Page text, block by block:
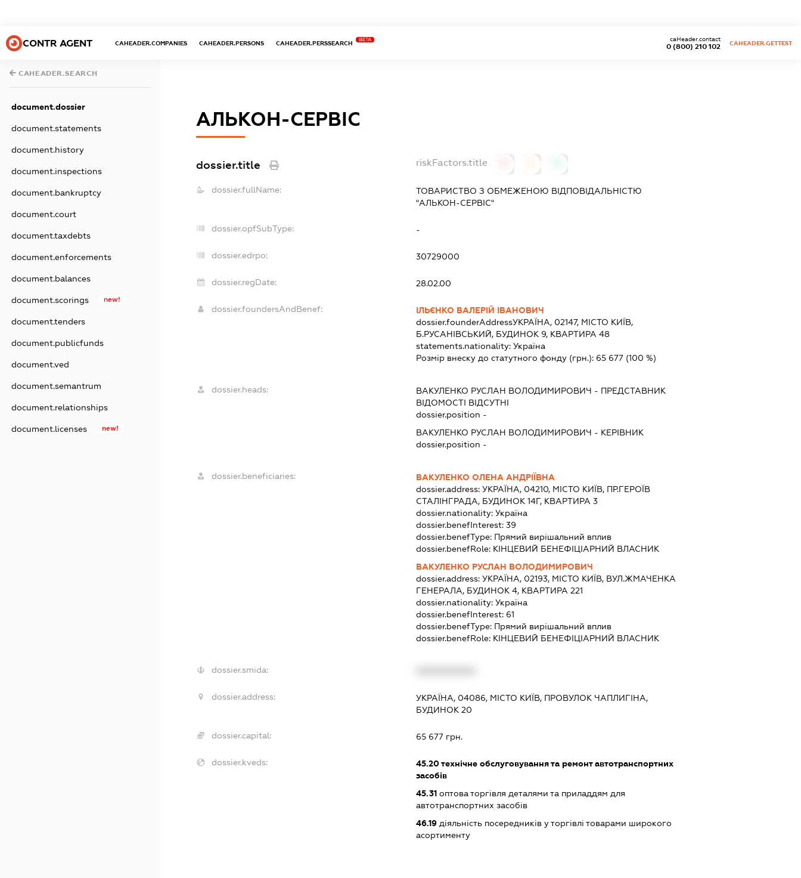
CONTR AGENT CAHEADER.COMPANIES CAHEADER.PERSONS CAHEADER.PERSSEARCH
BETA
0 (800) 210 102
caHeader.contact
CAHEADER.GETTEST
CAHEADER.SEARCH
document.dossier
document.statements
document.history
document.inspections
document.bankruptcy
document.court
document.taxdebts
document.enforcements
document.balances
document.scorings new!
document.tenders
document.publicfunds
document.ved
document.semantrum
document.relationships
document.licenses new!
АЛЬКОН-СЕРВІС
dossier.title riskFactors.title
dossier.fullName:
ТОВАРИСТВО З ОБМЕЖЕНОЮ ВІДПОВІДАЛЬНІСТЮ
"АЛЬКОН-СЕРВІС"
dossier.opfSubType: -
dossier.edrpo: 30729000
dossier.regDate: 28.02.00
dossier.foundersAndBenef:
ІЛЬЄНКО ВАЛЕРІЙ ІВАНОВИЧ
dossier.founderAddressУКРАЇНА, 02147, МІСТО КИЇВ,
Б.РУСАНІВСЬКИЙ, БУДИНОК 9, КВАРТИРА 48
statements.nationality:Україна
Розмір внеску до статутного фонду (грн.): 65 677 (100 %)
dossier.heads: ВАКУЛЕНКО РУСЛАН ВОЛОДИМИРОВИЧ - ПРЕДСТАВНИК
ВІДОМОСТІ ВІДСУТНІ
dossier.position -
ВАКУЛЕНКО РУСЛАН ВОЛОДИМИРОВИЧ - КЕРІВНИК
dossier.position -
dossier.beneficiaries:
ВАКУЛЕНКО ОЛЕНА АНДРІЇВНА
dossier.address:УКРАЇНА, 04210, МІСТО КИЇВ, ПР.ГЕРОЇВ
СТАЛІНГРАДА, БУДИНОК 14Г, КВАРТИРА 3
dossier.nationality:Україна
dossier.benefInterest:39
dossier.benefType: Прямий вирішальний вплив
dossier.benefRole: КІНЦЕВИЙ БЕНЕФІЦІАРНИЙ ВЛАСНИК
ВАКУЛЕНКО РУСЛАН ВОЛОДИМИРОВИЧ
dossier.address:УКРАЇНА, 02193, МІСТО КИЇВ, ВУЛ.ЖМАЧЕНКА
ГЕНЕРАЛА, БУДИНОК 4, КВАРТИРА 221
dossier.nationality:Україна
dossier.benefInterest: 61
dossier.benefType: Прямий вирішальний вплив
dossier.benefRole: КІНЦЕВИЙ БЕНЕФІЦІАРНИЙ ВЛАСНИК
dossier.smida:
dossier.address:
УКРАЇНА, 04086, МІСТО КИЇВ, ПРОВУЛОК ЧАПЛИГІНА,
БУДИНОК 20
dossier.capital: 65 677 грн.
dossier.kveds: 45.20технічне обслуговування та ремонт автотранспортних
засобів
45.31 оптова торгівля деталями та приладдям для
автотранспортних засобів
46.19 діяльність посередників у торгівлі товарами широкого
асортименту